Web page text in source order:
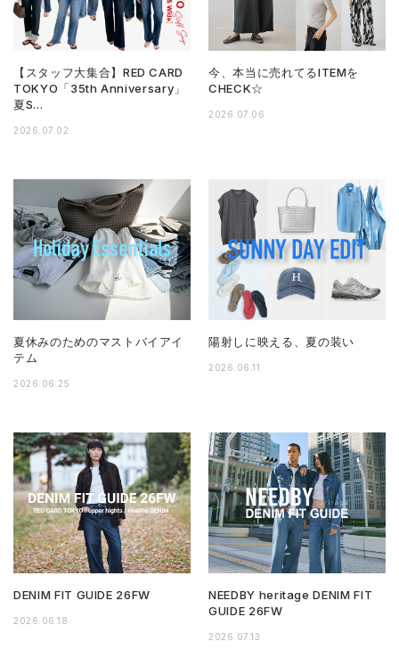
【スタッフ大集合】RED CARD
TOKYO「35th Anniversary」
夏S…
2026.07.02
今、本当に売れてるITEMを
CHECK☆
2026.07.06
夏休みのためのマストバイアイ
テム
2026.06.25
陽射しに映える、夏の装い
2026.06.11
DENIM FIT GUIDE 26FW
2026.06.18
NEEDBY heritage DENIM FIT
GUIDE 26FW
2026.07.13